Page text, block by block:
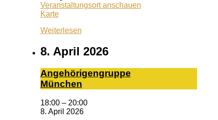
Veranstaltungsort anschauen
KarteQueeres
Erlangen
Weiterlesen
8. April 2026
An­ge­hö­ri­gen­grup­pe
Mün­chen
18:00 – 20:00
8. April 2026